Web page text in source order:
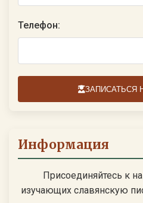
Телефон:
ЗАПИСАТЬСЯ
Информация
Присоединяйтесь к
изучающих славянскую